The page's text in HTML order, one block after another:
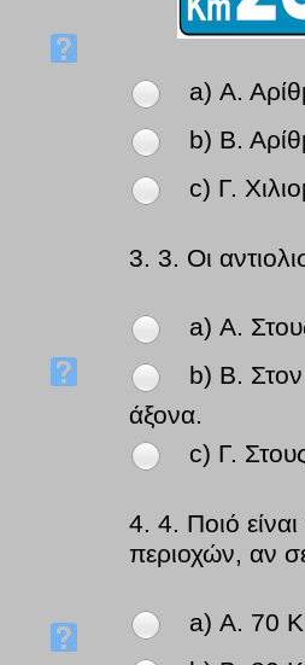
a) Α.
b) Β.
c) Γ.
3. 3. Οι
a) Α.
b) Β. Στον
άξονα.
c) Γ.
4. 4. Ποιό
περιοχών, αν
a) Α. 70